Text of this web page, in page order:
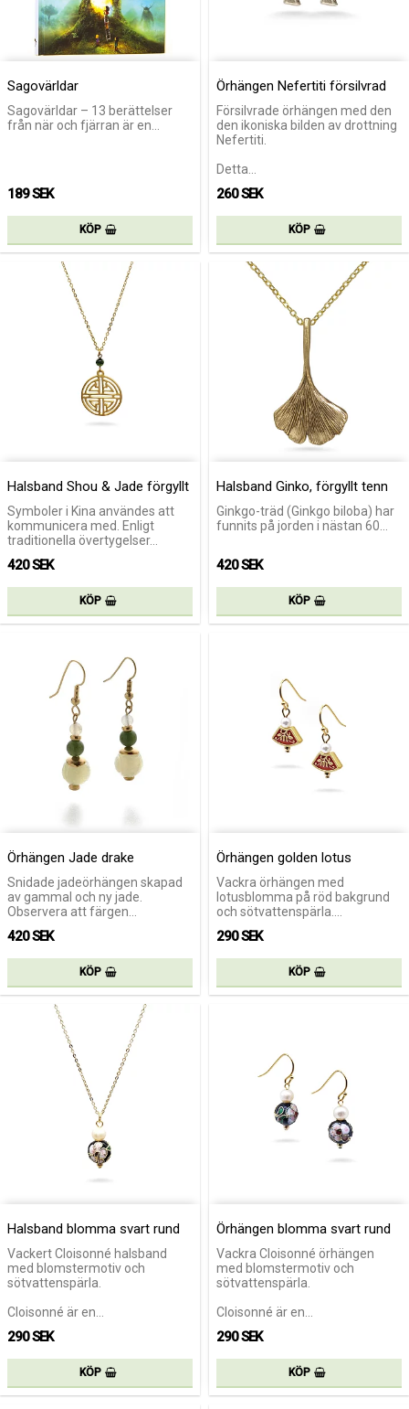
Sagovärldar
Sagovärldar – 13 berättelser
från när och fjärran är en…
189 SEK
KÖP
Örhängen Nefertiti försilvrad
Försilvrade örhängen med den
den ikoniska bilden av drottning
Nefertiti.
Detta…
260 SEK
KÖP
Halsband Shou & Jade förgyllt
Symboler i Kina användes att
kommunicera med. Enligt
traditionella övertygelser…
420 SEK
KÖP
Halsband Ginko, förgyllt tenn
Ginkgo-träd (Ginkgo biloba) har
funnits på jorden i nästan 60…
420 SEK
KÖP
Örhängen Jade drake
Snidade jadeörhängen skapad
av gammal och ny jade.
Observera att färgen…
420 SEK
KÖP
Örhängen golden lotus
Vackra örhängen med
lotusblomma på röd bakgrund
och sötvattenspärla.…
290 SEK
KÖP
Halsband blomma svart rund
Vackert Cloisonné halsband
med blomstermotiv och
sötvattenspärla.
Cloisonné är en…
290 SEK
KÖP
Örhängen blomma svart rund
Vackra Cloisonné örhängen
med blomstermotiv och
sötvattenspärla.
Cloisonné är en…
290 SEK
KÖP